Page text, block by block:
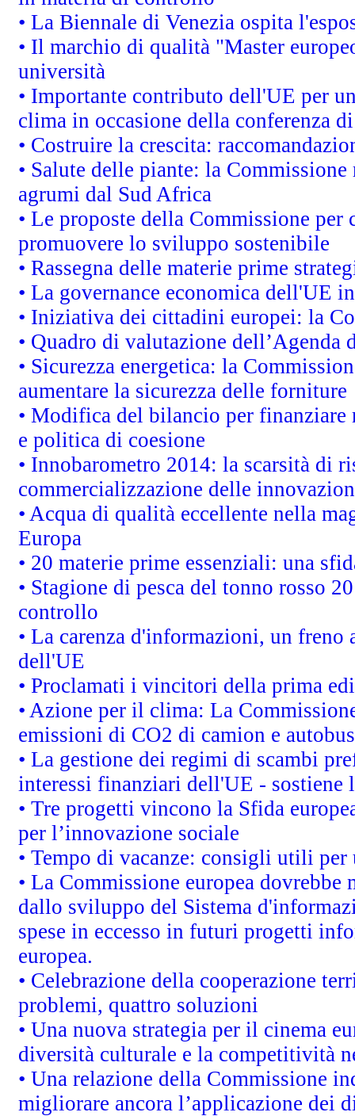
• La Biennale di Venezia ospita
• Il marchio di qualità "Master
università
• Importante contributo dell'UE per
clima in occasione della conferenza
• Costruire la crescita:
• Salute delle piante: la
agrumi dal Sud Africa
• Le proposte della Commissione
promuovere lo sviluppo sostenibile
• Rassegna delle materie prime
• La governance economica dell'UE
• Iniziativa dei cittadini europei: la
• Quadro di valutazione
• Sicurezza energetica: la
aumentare la sicurezza delle forniture
• Modifica del bilancio per finanziare
e politica di coesione
• Innobarometro 2014: la scarsità di
commercializzazione delle
• Acqua di qualità eccellente nella
Europa
• 20 materie prime essenziali: una
• Stagione di pesca del tonno rosso
controllo
• La carenza d'informazioni, un
dell'UE
• Proclamati i vincitori della prima
• Azione per il clima: La
emissioni di CO2 di camion e autobus
• La gestione dei regimi di scambi
interessi finanziari dell'UE - sostiene
• Tre progetti vincono la Sfida
per l’innovazione sociale
• Tempo di vacanze: consigli utili per
• La Commissione europea
dallo sviluppo del Sistema
spese in eccesso in futuri progetti
europea.
• Celebrazione della cooperazione
problemi, quattro soluzioni
• Una nuova strategia per il cinema
diversità culturale e la competitività
• Una relazione della Commissione
migliorare ancora l’applicazione dei